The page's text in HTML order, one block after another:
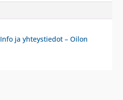
Info ja yhteystiedot – Oilon